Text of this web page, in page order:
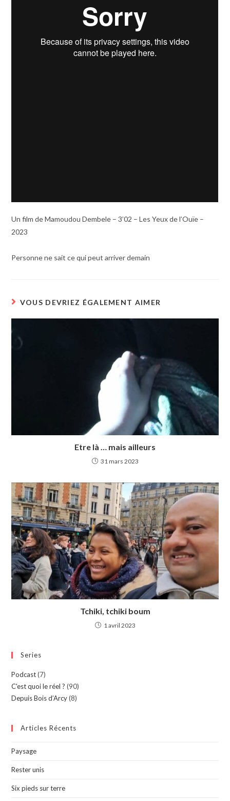
Un film de Mamoudou Dembele – 3’02 – Les Yeux de l’Ouïe –
2023
Personne ne sait ce qui peut arriver demain
VOUS DEVRIEZ ÉGALEMENT AIMER
Etre là … mais ailleurs
31 mars 2023
Tchiki, tchiki boum
1 avril 2023
Series
Podcast (7)
C'est quoi le réel ? (90)
Depuis Bois d’Arcy (8)
Articles Récents
Paysage
Rester unis
Six pieds sur terre